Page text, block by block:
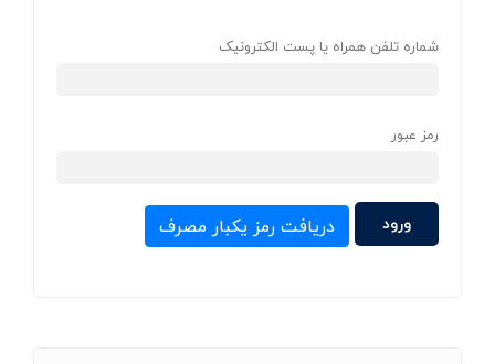
شماره تلفن همراه یا پست الکترونیک
رمز عبور
دریافت رمز یکبار مصرف